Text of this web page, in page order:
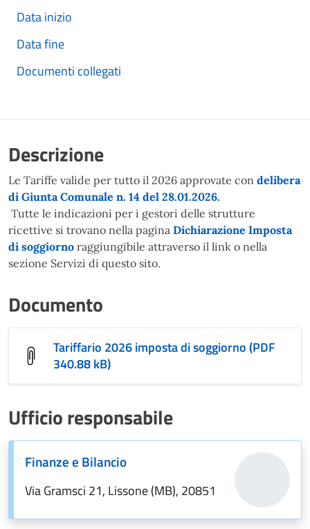
Data inizio
Data fine
Documenti collegati
Descrizione
Le Tariffe valide per tutto il 2026 approvate con delibera
di Giunta Comunale n. 14 del 28.01.2026.
Tutte le indicazioni per i gestori delle strutture
ricettive si trovano nella pagina Dichiarazione Imposta
di soggiorno raggiungibile attraverso il link o nella
sezione Servizi di questo sito.
Documento
Tariffario 2026 imposta di soggiorno (PDF
340.88 kB)
Ufficio responsabile
Finanze e Bilancio
Via Gramsci 21, Lissone (MB), 20851